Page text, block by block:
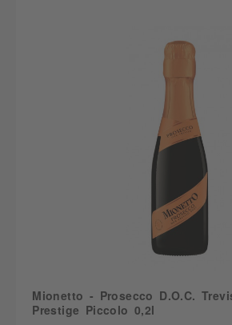
Mionetto - Prosecco D.O.C.
Prestige Piccolo 0,2l